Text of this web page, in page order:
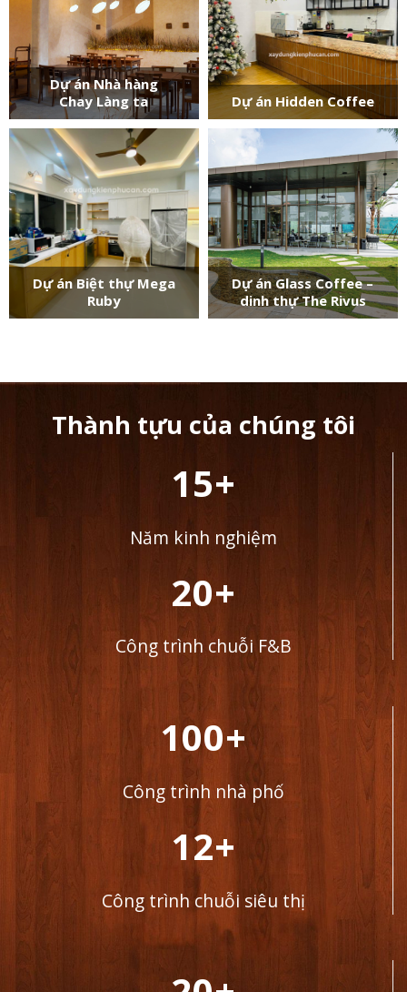
Dự án Nhà hàng
Chay Làng ta
Dự án Hidden Coffee
Dự án Biệt thự Mega
Ruby
Dự án Glass Coffee –
dinh thự The Rivus
Thành tựu của chúng tôi
15+
Năm kinh nghiệm
20+
Công trình chuỗi F&B
100+
Công trình nhà phố
12+
Công trình chuỗi siêu thị